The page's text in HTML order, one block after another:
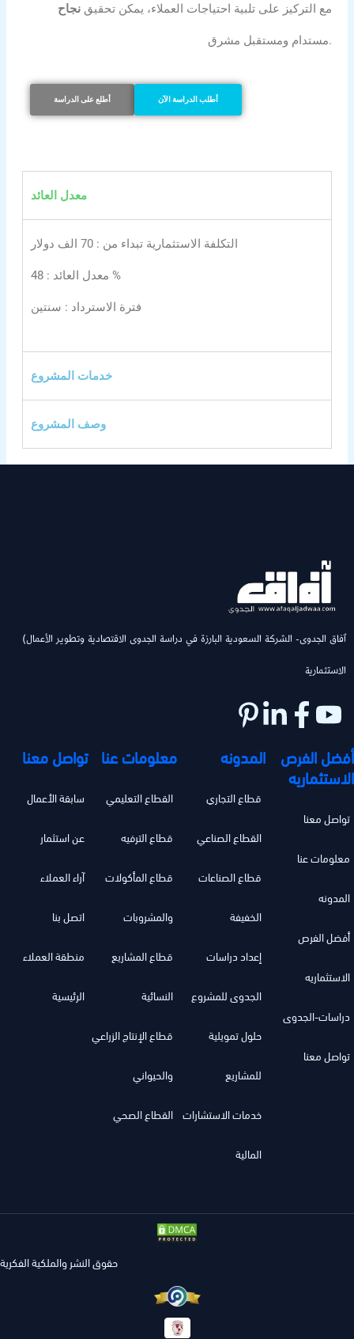
مع التركيز على تلبية احتياجات العملاء، يمكن تحقيق نجاح
مستدام ومستقبل مشرق.
أطلع على الدراسة أطلب الدراسة الآن
معدل العائد
التكلفة الاستثمارية تبداء من : 70 الف دولار
معدل العائد : 48 %
فترة الاسترداد : سنتين
خدمات المشروع
وصف المشروع
(ٱفاق الجدوى- الشركة السعودية البارزة في دراسة الجدوى الاقتصادية وتطوير الأعمال
الاستثمارية
تواصل معنا
سابقة الأعمال
عن استثمار
آراء العملاء
اتصل بنا
منطقة العملاء
الرئيسية
معلومات عنا
القطاع التعليمي
قطاع الترفيه
قطاع المأكولات
والمشروبات
قطاع المشاريع
النسائية
قطاع الإنتاج الزراعي
والحيواني
القطاع الصحي
المدونه
قطاع التجاري
القطاع الصناعي
قطاع الصناعات
الخفيفة
إعداد دراسات
الجدوى للمشروع
حلول تمويلية
للمشاريع
خدمات الاستشارات
المالية
أفضل الفرص
الاستثماريه
تواصل معنا
معلومات عنا
المدونه
أفضل الفرص
الاستثماريه
دراسات-الجدوى
تواصل معنا
حقوق النشر والملكية الفكرية